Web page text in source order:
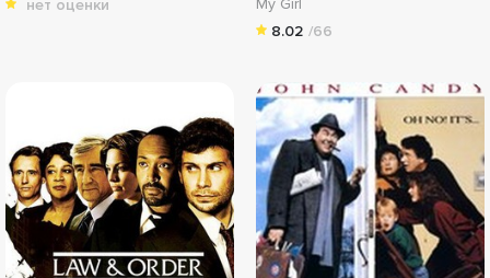
нет оценки
8.02 /66